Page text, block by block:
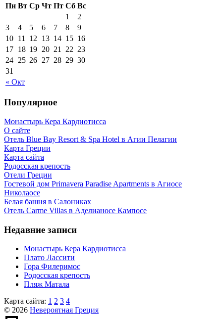
Пн Вт Ср Чт Пт Сб Вс
« Окт
1
2
3
4 5 6 7 8
9
10 11 12 13 14 15 16
17 18 19 20 21 22 23
24 25 26 27 28 29 30
31
Популярное
Монастырь Кера Кардиотисса
О сайте
Отель Blue Bay Resort & Spa Hotel в Агии Пелагии
Карта Греции
Карта сайта
Родосская крепость
Отели Греции
Гостевой дом Primavera Paradise Apartments в Агиосе
Николаосе
Белая башня в Салониках
Отель Carme Villas в Аделианосе Кампосе
Недавние записи
Монастырь Кера Кардиотисса
Плато Лассити
Гора Филеримос
Родосская крепость
Пляж Матала
Карта сайта: 1 2 3 4
© 2026 Невероятная Греция